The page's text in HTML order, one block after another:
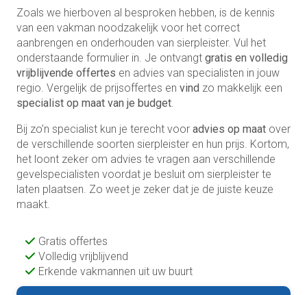
Zoals we hierboven al besproken hebben, is de kennis
van een vakman noodzakelijk voor het correct
aanbrengen en onderhouden van sierpleister. Vul het
onderstaande formulier in. Je ontvangt gratis en volledig
vrijblijvende offertes en advies van specialisten in jouw
regio. Vergelijk de prijsoffertes en vind zo makkelijk een
specialist op maat van je budget.
Bij zo’n specialist kun je terecht voor advies op maat over
de verschillende soorten sierpleister en hun prijs. Kortom,
het loont zeker om advies te vragen aan verschillende
gevelspecialisten voordat je besluit om sierpleister te
laten plaatsen. Zo weet je zeker dat je de juiste keuze
maakt.
Gratis offertes
Volledig vrijblijvend
Erkende vakmannen uit uw buurt